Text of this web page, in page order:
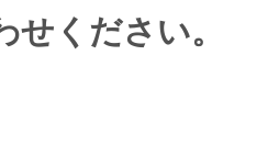
ください。